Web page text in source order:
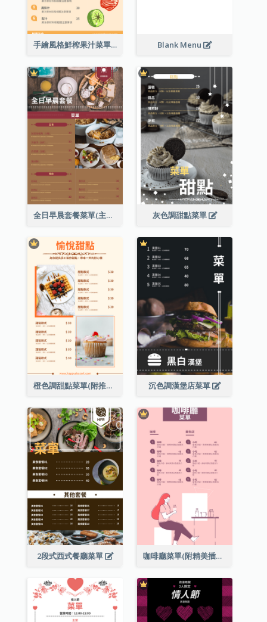
手繪風格鮮榨果汁菜單 Blank Menu
全日早晨套餐菜單(主食及餐飲) 灰色調甜點菜單
橙色調甜點菜單(附推薦款式圖片) 沉色調漢堡店菜單
2段式西式餐廳菜單 咖啡廳菜單(附精美插圖)